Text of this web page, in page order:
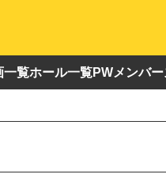
一覧ホール一覧PWメンバ